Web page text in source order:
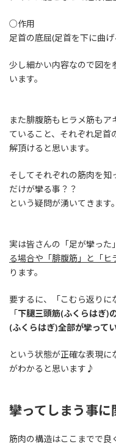
○作用
足首の底屈(足首を下に曲げ
少し細かい内容なので図を
います。
また腓腹筋もヒラメ筋もア
ていること、それぞれ足首
解頂けると思います。
そしてそれぞれの筋肉を知
だけが攣る事？？
という疑問が湧いてきます。
実は皆さんの「足が攣った
る場合や「腓腹筋」と「ヒ
ります。
要するに、「こむら返りに
「下腿三頭筋(ふくらはぎ)
(ふくらはぎ)全部が攣って
という状態が正確な表現に
がわかると思います♪
攣ってしまう事に
筋肉の構造はここまでで良